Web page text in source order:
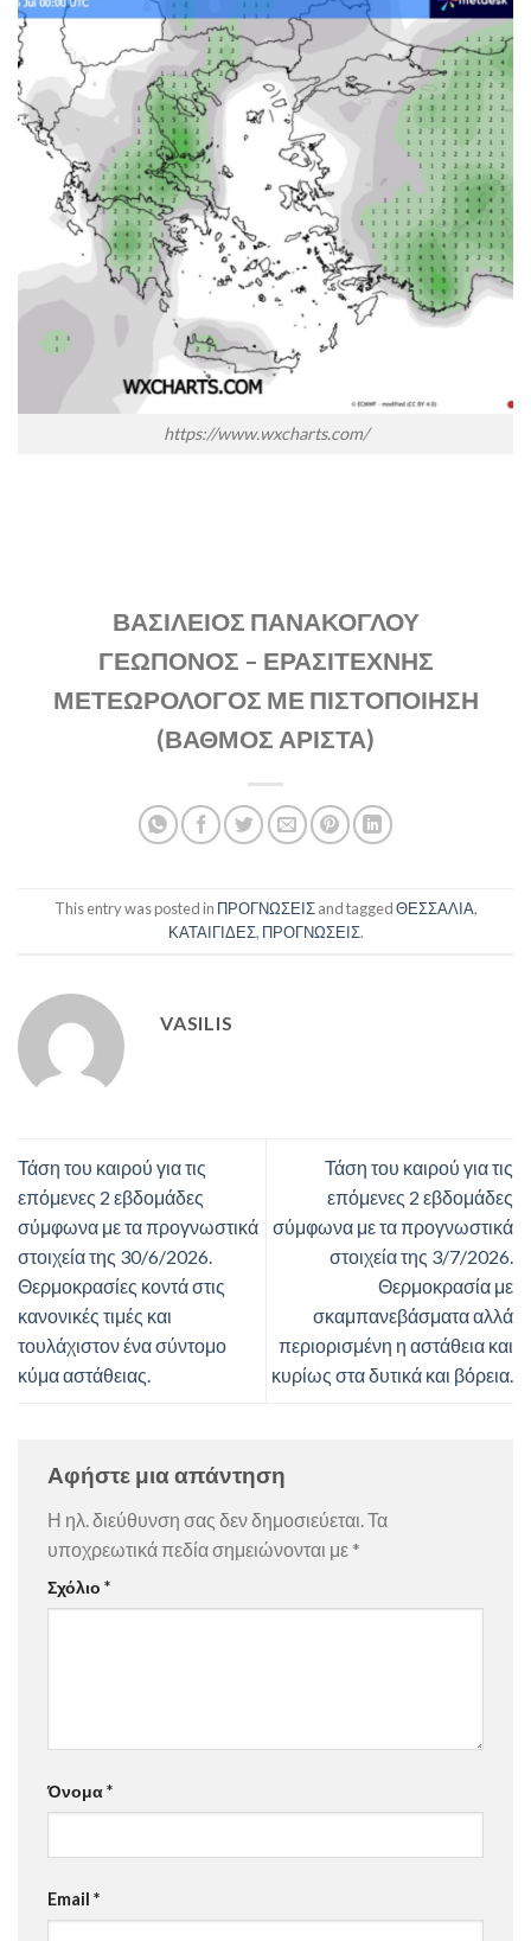
https://www.wxcharts.com/
ΒΑΣΙΛΕΙΟΣ ΠΑΝΑΚΟΓΛΟΥ
ΓΕΩΠΟΝΟΣ – ΕΡΑΣΙΤΕΧΝΗΣ
ΜΕΤΕΩΡΟΛΟΓΟΣ ΜΕ ΠΙΣΤΟΠΟΙΗΣΗ
(ΒΑΘΜΟΣ ΑΡΙΣΤΑ)
This entry was posted in ΠΡΟΓΝΩΣΕΙΣand taggedΘΕΣΣΑΛΙΑ,
ΚΑΤΑΙΓΙΔΕΣ, ΠΡΟΓΝΩΣΕΙΣ.
VASILIS
Τάση του καιρού για τις
επόμενες 2 εβδομάδες
σύμφωνα με τα προγνωστικά
στοιχεία της 30/6/2026.
Θερμοκρασίες κοντά στις
κανονικές τιμές και
τουλάχιστον ένα σύντομο
κύμα αστάθειας.
Τάση του καιρού για τις
επόμενες 2 εβδομάδες
σύμφωνα με τα προγνωστικά
στοιχεία της 3/7/2026.
Θερμοκρασία με
σκαμπανεβάσματα αλλά
περιορισμένη η αστάθεια και
κυρίως στα δυτικά και βόρεια.
Αφήστε μια απάντηση
Η ηλ. διεύθυνση σας δεν δημοσιεύεται.Τα
υποχρεωτικά πεδία σημειώνονται με *
Σχόλιο *
Όνομα*
Email *